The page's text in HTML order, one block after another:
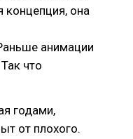
концепция, она
анимации
что
годами,
от плохого.